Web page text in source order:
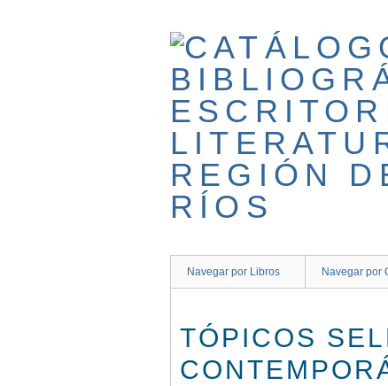
Navegar por Libros Navegar por
TÓPICOS